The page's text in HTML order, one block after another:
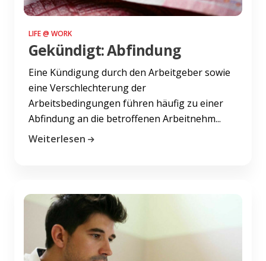
LIFE @ WORK
Gekündigt: Abfindung
Eine Kündigung durch den Arbeitgeber sowie
eine Verschlechterung der
Arbeitsbedingungen führen häufig zu einer
Abfindung an die betroffenen Arbeitnehm...
Weiterlesen